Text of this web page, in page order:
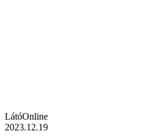
LátóOnline
2023.12.19